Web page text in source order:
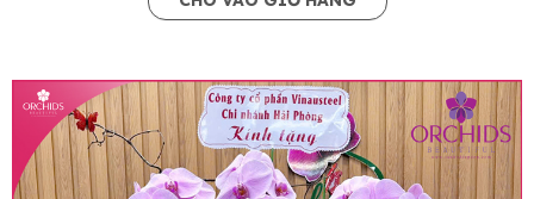
• Giá trên website chưa bao gồm thuế giá trị gia
• Giá trên được miễn ship giao trong nội thành,
miễn phí in thiệp - banner theo yêu cầu khách
hàng.
• Beautiful Orchids liên kết với các cửa hàng